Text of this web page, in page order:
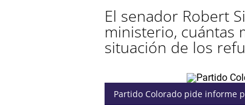
El senador Robert
ministerio, cuántas
situación de los
Partido Colorado pide informe